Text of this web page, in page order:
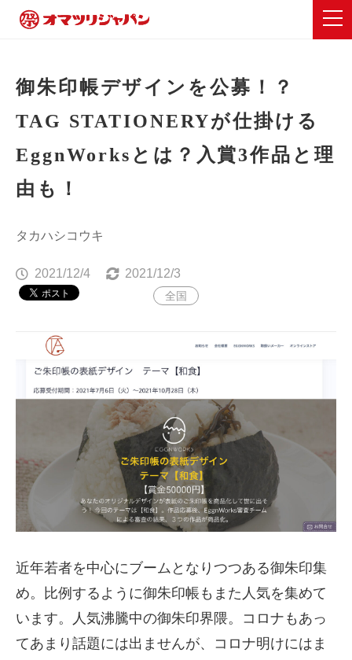
御朱印帳デザインを公募！？
TAG STATIONERYが仕掛ける
EggnWorksとは？入賞3作品と理
由も！
タカハシコウキ
2021/12/4 2021/12/3
全国
近年若者を中心にブームとなりつつある御朱印集
め。比例するように御朱印帳もまた人気を集めて
います。人気沸騰中の御朱印界隈。コロナもあっ
てあまり話題には出ませんが、コロナ明けにはま